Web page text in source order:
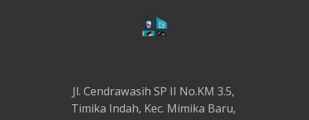
Jl. Cendrawasih SP II No.KM 3.5,
Timika Indah, Kec. Mimika Baru,